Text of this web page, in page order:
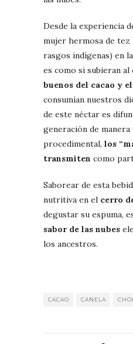
Desde la experiencia
mujer hermosa de tez
rasgos indígenas) en la
es como si subieran al
buenos del cacao y
consumían nuestros
de este néctar es
generación de manera
procedimental, los
transmiten como
Saborear de esta
nutritiva en el cerro
degustar su espuma,
sabor de las nubes
los ancestros.
CACAO CANELA